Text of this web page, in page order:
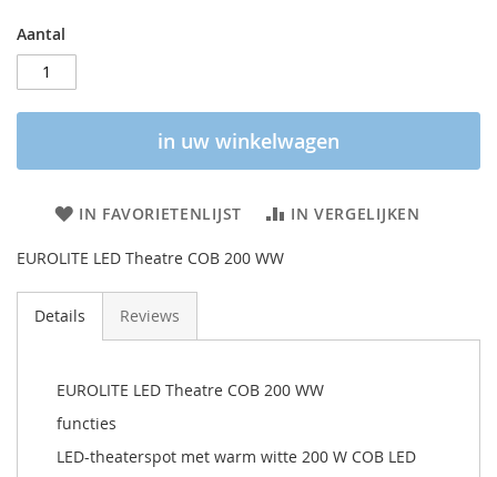
Aantal
in uw winkelwagen
IN FAVORIETENLIJST IN VERGELIJKEN
EUROLITE LED Theatre COB 200 WW
Details Reviews
EUROLITE LED Theatre COB 200 WW
functies
LED-theaterspot met warm witte 200 W COB LED